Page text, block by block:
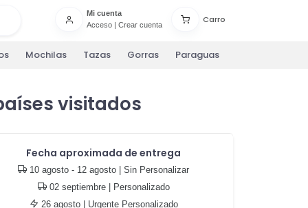
Mi cuenta
Acceso| Crear cuenta
Carro
Mochilas Tazas Gorras Paraguas
visitados
Fecha aproximada de entrega
10 agosto - 12 agosto | Sin Personalizar
02 septiembre| Personalizado
26 agosto| Urgente Personalizado